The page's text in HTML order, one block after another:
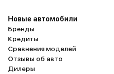
Новые автомобили
Бренды
Кредиты
Сравнения моделей
Отзывы об авто
Дилеры